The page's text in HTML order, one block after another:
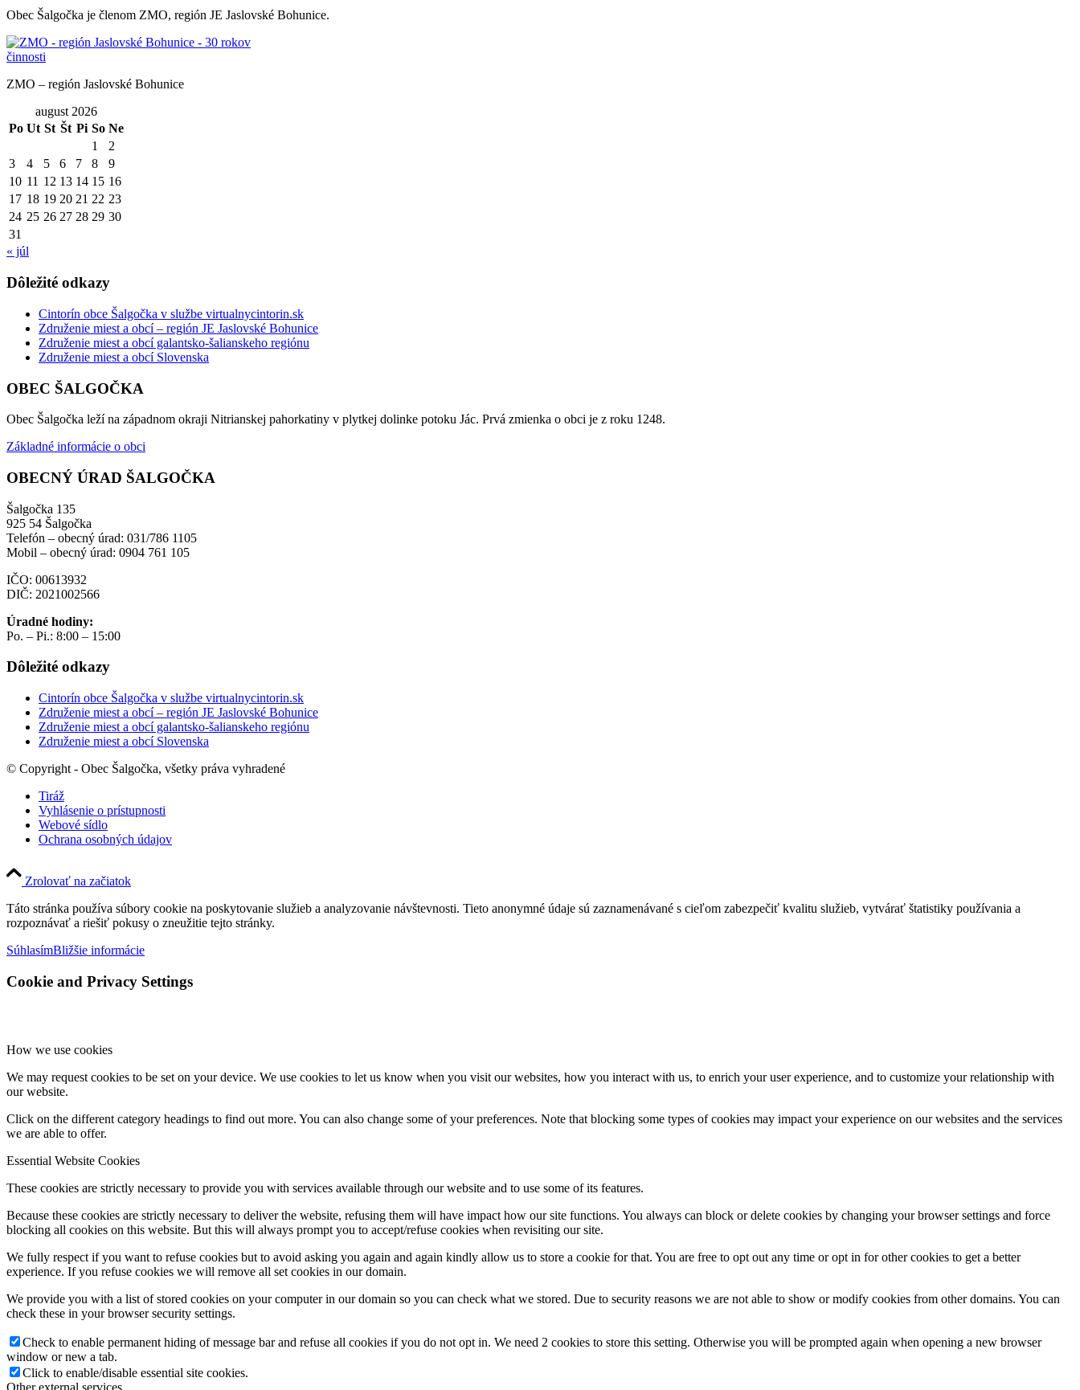
Obec Šalgočka je členom ZMO, región JE Jaslovské Bohunice.
ZMO – región Jaslovské Bohunice
august 2026
Po Ut St Št Pi So Ne
1
2
3
4 5 6 7 8
9
10 11 12 13 14 15 16
17 18 19 20 21 22 23
24 25 26 27 28 29 30
31
« júl
Dôležité odkazy
Cintorín obce Šalgočka v službe virtualnycintorin.sk
Združenie miest a obcí – región JE Jaslovské Bohunice
Združenie miest a obcí galantsko-šalianskeho regiónu
Združenie miest a obcí Slovenska
OBEC ŠALGOČKA
Obec Šalgočka leží na západnom okraji Nitrianskej pahorkatiny v plytkej dolinke potoku Jác. Prvá zmienka o obci je z roku 1248.
Základné informácie o obci
OBECNÝ ÚRAD ŠALGOČKA
Šalgočka 135
925 54 Šalgočka
Telefón – obecný úrad: 031/786 1105
Mobil – obecný úrad: 0904 761 105
IČO: 00613932
DIČ: 2021002566
Úradné hodiny:
Po. – Pi.: 8:00 – 15:00
Dôležité odkazy
Cintorín obce Šalgočka v službe virtualnycintorin.sk
Združenie miest a obcí – región JE Jaslovské Bohunice
Združenie miest a obcí galantsko-šalianskeho regiónu
Združenie miest a obcí Slovenska
© Copyright - Obec Šalgočka, všetky práva vyhradené
Tiráž
Vyhlásenie o prístupnosti
Webové sídlo
Ochrana osobných údajov
Zrolovať na začiatok
Táto stránka používa súbory cookie na poskytovanie služieb a analyzovanie návštevnosti. Tieto anonymné údaje sú zaznamenávané s cieľom zabezpečiť kvalitu služieb, vytvárať štatistiky používania a
rozpoznávať a riešiť pokusy o zneužitie tejto stránky.
SúhlasímBližšie informácie
Cookie and Privacy Settings
How we use cookies
We may request cookies to be set on your device. We use cookies to let us know when you visit our websites, how you interact with us, to enrich your user experience, and to customize your relationship with
our website.
Click on the different category headings to find out more. You can also change some of your preferences. Note that blocking some types of cookies may impact your experience on our websites and the services
we are able to offer.
Essential Website Cookies
These cookies are strictly necessary to provide you with services available through our website and to use some of its features.
Because these cookies are strictly necessary to deliver the website, refusing them will have impact how our site functions. You always can block or delete cookies by changing your browser settings and force
blocking all cookies on this website. But this will always prompt you to accept/refuse cookies when revisiting our site.
We fully respect if you want to refuse cookies but to avoid asking you again and again kindly allow us to store a cookie for that. You are free to opt out any time or opt in for other cookies to get a better
experience. If you refuse cookies we will remove all set cookies in our domain.
We provide you with a list of stored cookies on your computer in our domain so you can check what we stored. Due to security reasons we are not able to show or modify cookies from other domains. You can
check these in your browser security settings.
Check to enable permanent hiding of message bar and refuse all cookies if you do not opt in. We need 2 cookies to store this setting. Otherwise you will be prompted again when opening a new browser
window or new a tab.
Click to enable/disable essential site cookies.
Other external services